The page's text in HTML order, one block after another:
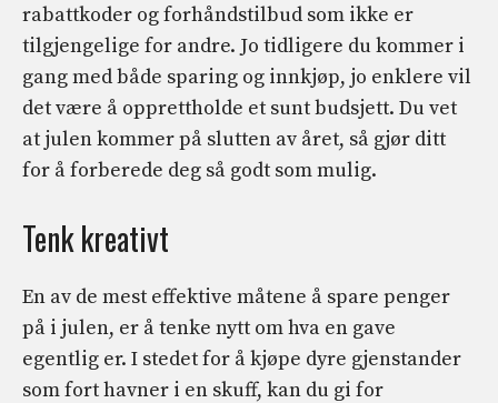
rabattkoder og forhåndstilbud som ikke er
tilgjengelige for andre. Jo tidligere du kommer i
gang med både sparing og innkjøp, jo enklere vil
det være å opprettholde et sunt budsjett. Du vet
at julen kommer på slutten av året, så gjør ditt
for å forberede deg så godt som mulig.
Tenk kreativt
En av de mest effektive måtene å spare penger
på i julen, er å tenke nytt om hva en gave
egentlig er. I stedet for å kjøpe dyre gjenstander
som fort havner i en skuff, kan du gi for